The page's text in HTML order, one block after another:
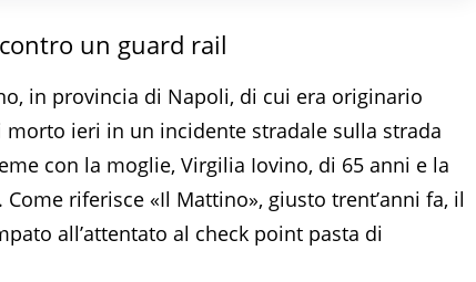
un guard rail
in provincia di Napoli, di cui era originario
morto ieri in un incidente stradale sulla strada
con la moglie, Virgilia Iovino, di 65 anni e la
riferisce «Il Mattino», giusto trent’anni fa, il
all’attentato al check point pasta di